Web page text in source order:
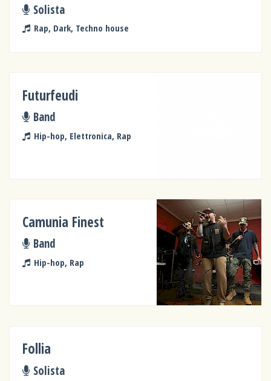
Solista
Rap, Dark, Techno house
Futurfeudi
Band
Hip-hop, Elettronica, Rap
Camunia Finest
Band
Hip-hop, Rap
Follia
Solista